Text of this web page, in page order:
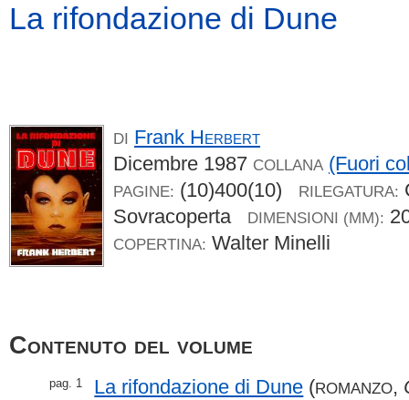
La rifondazione di Dune
DI Frank Herbert
Dicembre 1987 COLLANA (Fuori
PAGINE: (10)400(10) RILEGATURA:
Sovracoperta
DIMENSIONI (MM):
COPERTINA: Walter Minelli
Contenuto del volume
pag. 1 La rifondazione di Dune (ROMANZO,